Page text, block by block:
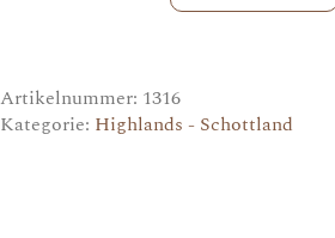
Artikelnummer: 1316
Kategorie: Highlands - Schottland